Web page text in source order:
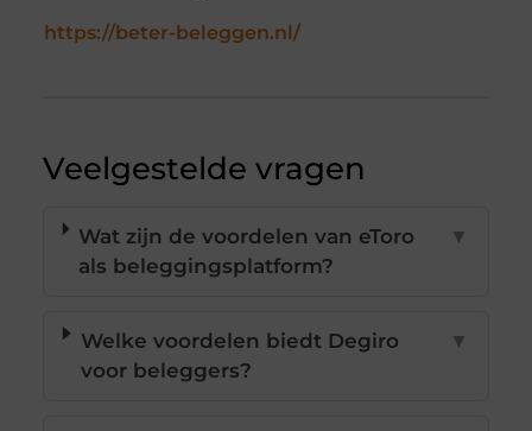
https://beter-beleggen.nl/
Veelgestelde vragen
Wat zijn de voordelen van eToro
als beleggingsplatform?
▼
Welke voordelen biedt Degiro
voor beleggers?
▼